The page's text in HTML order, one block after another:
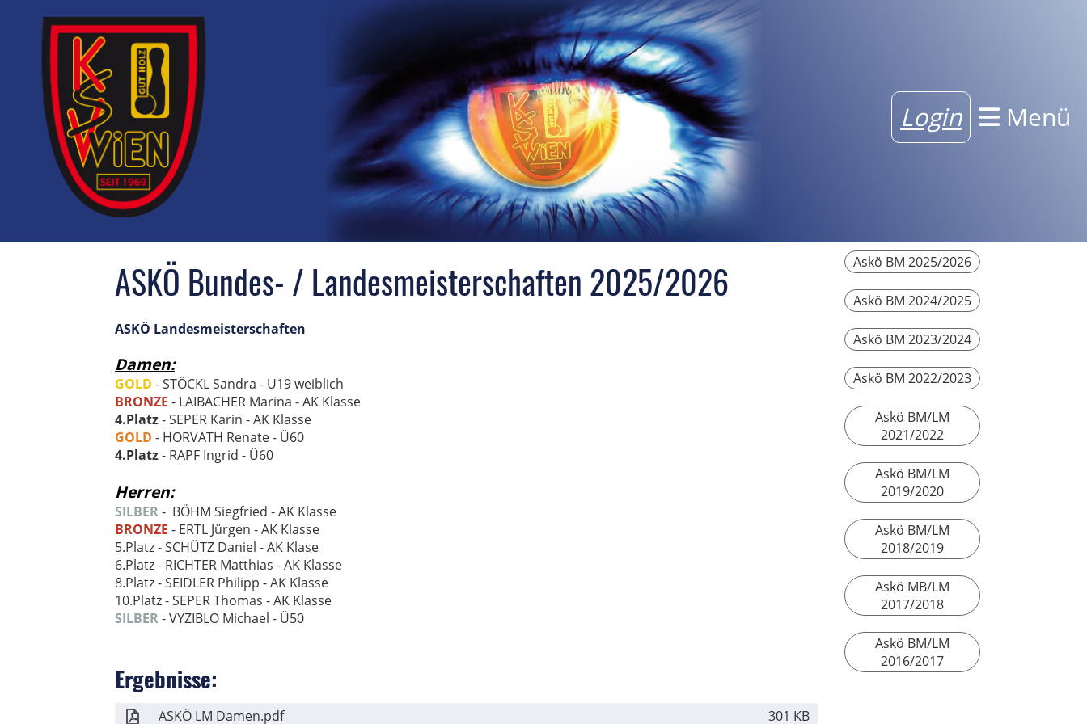
Login Menü
ASKÖ Bundes- / Landesmeisterschaften 2025/2026
ASKÖ Landesmeisterschaften
Damen:
GOLD - STÖCKL Sandra - U19 weiblich
BRONZE - LAIBACHER Marina - AK Klasse
4.Platz- SEPER Karin - AK Klasse
GOLD - HORVATH Renate - Ü60
4.Platz- RAPF Ingrid - Ü60
Herren:
SILBER- BÖHM Siegfried - AK Klasse
BRONZE - ERTL Jürgen - AK Klasse
5.Platz - SCHÜTZ Daniel - AK Klase
6.Platz - RICHTER Matthias - AK Klasse
8.Platz - SEIDLER Philipp - AK Klasse
10.Platz - SEPER Thomas - AK Klasse
SILBER- VYZIBLO Michael - Ü50
Ergebnisse:
ASKÖ LM Damen.pdf 301 KB
Askö BM 2025/2026
Askö BM 2024/2025
Askö BM 2023/2024
Askö BM 2022/2023
Askö BM/LM
2021/2022
Askö BM/LM
2019/2020
Askö BM/LM
2018/2019
Askö MB/LM
2017/2018
Askö BM/LM
2016/2017